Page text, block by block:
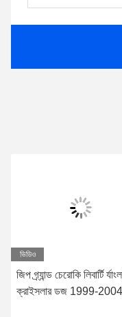
ভিডিও
জিপ গ্র্যান্ড চেরোকি লিবার্টি
ক্রাইসলার ডজ 1999-